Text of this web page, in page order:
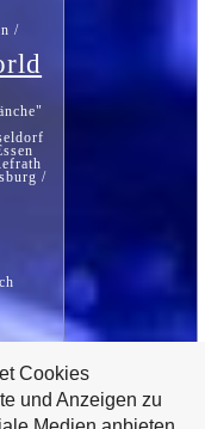
/
/
Cookies
und Anzeigen zu